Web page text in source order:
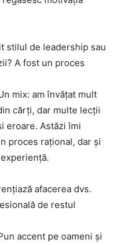
stilul de leadership sau
A fost un proces
mix: am învățat mult
cărți, dar multe lecții
eroare. Astăzi îmi
proces rațional, dar și
afacerea dvs.
de restul
accent pe oameni și